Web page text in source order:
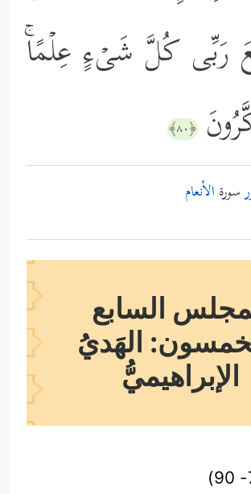
رَبِّی كُلَّ شَیۡءٍ عِلۡمًاۚ
﴿٨٠﴾
سورة الأنعام
السابع
الهَديُ
الإبراهيميُّ